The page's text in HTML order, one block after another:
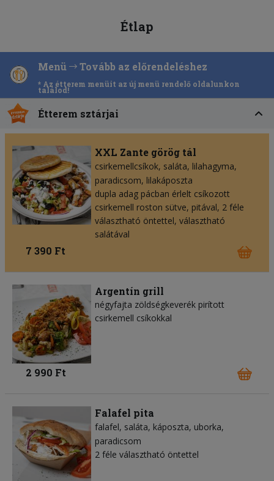
Étlap
Menü Tovább az előrendeléshez
* Az étterem menüit az új menü rendelő oldalunkon
találod!
Étterem sztárjai
XXL Zante görög tál
csirkemellcsíkok saláta lilahagyma
paradicsom lilakáposzta
dupla adag pácban érlelt csíkozott
csirkemell roston sütve, pitával, 2 féle
választható öntettel, választható
salátával
7 390 Ft
Argentín grill
négyfajta zöldségkeverék pirított
csirkemell csíkokkal
2 990 Ft
Falafel pita
falafel saláta káposzta uborka
paradicsom
2 féle választható öntettel